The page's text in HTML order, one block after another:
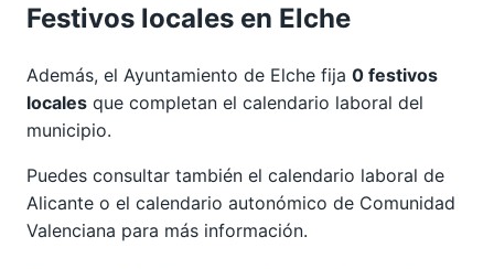
Festivos locales en Elche
Además, el Ayuntamiento de Elche fija 0 festivos
locales que completan el calendario laboral del
municipio.
Puedes consultar también el calendario laboral de
Alicante o el calendario autonómico de Comunidad
Valenciana para más información.